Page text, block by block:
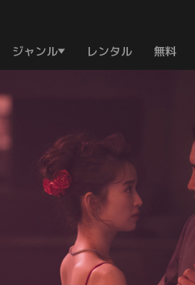
ジャンル レンタル 無料